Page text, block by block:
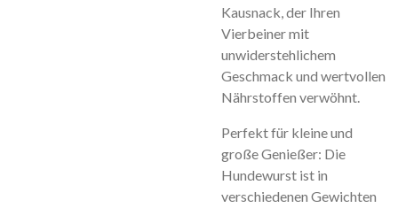
Kausnack, der Ihren
Vierbeiner mit
unwiderstehlichem
Geschmack und wertvollen
Nährstoffen verwöhnt.
Perfekt für kleine und
große Genießer: Die
Hundewurst ist in
verschiedenen Gewichten